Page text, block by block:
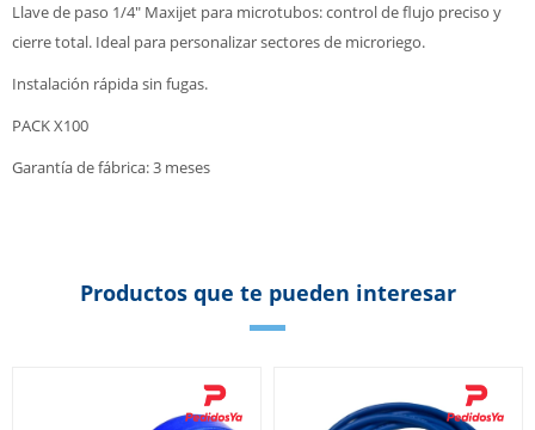
Llave de paso 1/4" Maxijet para microtubos: control de flujo preciso y
cierre total. Ideal para personalizar sectores de microriego.
Instalación rápida sin fugas.
PACK X100
Garantía de fábrica: 3 meses
Productos que te pueden interesar